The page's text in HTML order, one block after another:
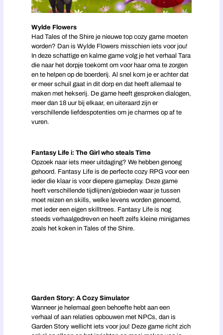
Wylde Flowers
Had Tales of the Shire je nieuwe top cozy game moeten
worden? Dan is Wylde Flowers misschien iets voor jou!
In deze schattige en kalme game volg je het verhaal Tara
die naar het dorpje toekomt om voor haar oma te zorgen
en te helpen op de boerderij. Al snel kom je er achter dat
er meer schuil gaat in dit dorp en dat heeft allemaal te
maken met hekserij. De game heeft gesproken dialogen,
meer dan 18 uur bij elkaar, en uiteraard zijn er
verschillende liefdespotenties om je charmes op af te
vuren.
Fantasy Life i: The Girl who steals Time
Opzoek naar iets meer uitdaging? We hebben genoeg
gehoord. Fantasy Life is de perfecte cozy RPG voor een
ieder die klaar is voor diepere gameplay. Deze game
heeft verschillende tijdlijnen/gebieden waar je tussen
moet reizen en skills, welke levens worden genoemd,
met ieder een eigen skilltrees. Fantasy Life is nog
steeds verhaalgedreven en heeft zelfs kleine minigames
zoals het koken in Tales of the Shire.
Garden Story: A Cozy Simulator
Wanneer je helemaal geen behoefte hebt aan een
verhaal of aan relaties opbouwen met NPCs, dan is
Garden Story wellicht iets voor jou! Deze game richt zich